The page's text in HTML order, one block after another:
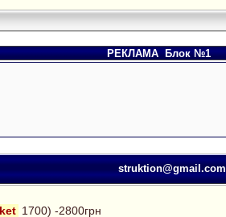
РЕКЛАМА Блок №1
struktion@gmail.com
1700) -2800грн